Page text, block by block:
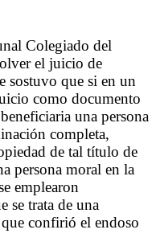
Colegiado del
el juicio de
sostuvo que si en un
como documento
una persona
completa,
de tal título de
persona moral en la
emplearon
se trata de una
confirió el endoso